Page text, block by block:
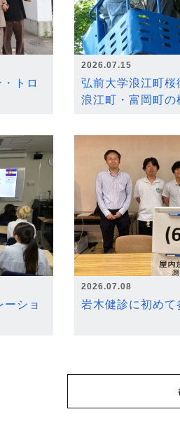
トロ
2026.07.15
弘前大学浪江町
浪江町・富岡町の
ーショ
2026.07.08
岩木健診に初めて